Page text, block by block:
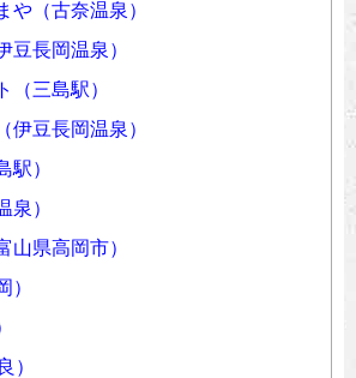
や（古奈温泉）
豆長岡温泉）
（三島駅）
伊豆長岡温泉）
駅）
泉）
山県高岡市）
）
）